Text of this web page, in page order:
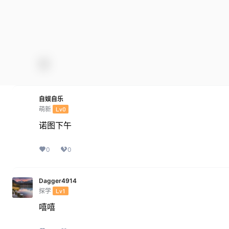
自娱自乐
萌新 Lv0
诺图下午
0 0
Dagger4914
探学 Lv1
嘻嘻